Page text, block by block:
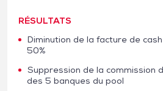
RÉSULTATS
Diminution de la facture de
50%
Suppression de la commission
des 5 banques du pool